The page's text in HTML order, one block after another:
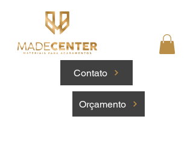
Contato
Orçamento